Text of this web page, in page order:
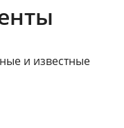
и известные